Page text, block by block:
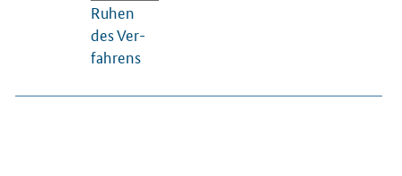
Ru­hen
des Ver­
fah­rens